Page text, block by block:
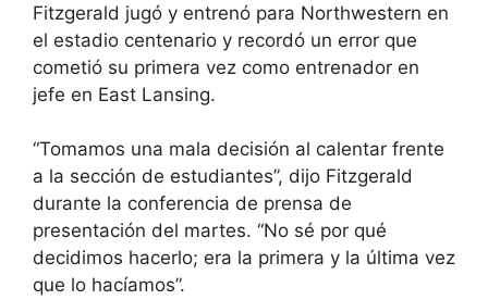
Fitzgerald jugó y entrenó para Northwestern en
el estadio centenario y recordó un error que
cometió su primera vez como entrenador en
jefe en East Lansing.
“Tomamos una mala decisión al calentar frente
a la sección de estudiantes”, dijo Fitzgerald
durante la conferencia de prensa de
presentación del martes. “No sé por qué
decidimos hacerlo; era la primera y la última vez
que lo hacíamos”.